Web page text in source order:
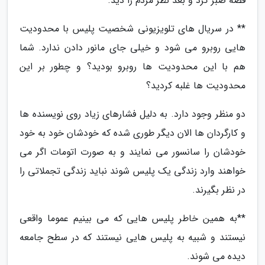
** در سریال های تلویزیونی شخصیت پلیس با محدودیت
هایی روبرو می شود و خیلی جای مانور دادن ندارد. شما
هم با این محدودیت ها روبرو بودید؟ و چطور بر این
محدودیت ها غلبه کردید؟
دو منظر وجود دارد. به دلیل فشارهای زیاد روی نویسنده ها
و کارگردان ها الان دیگر طوری شده که خودشان خود به خود
خودشان را سانسور می نمایند و به صورت اتومات اگر می
خواهند وارد زندگی یک پلیس شوند نباید زندگی تجملاتی را
در نظر بگیرند.
**به همین خاطر پلیس هایی که می بینیم عموما واقعی
نیستند و شبیه به پلیس هایی نیستند که در سطح جامعه
دیده می شوند.